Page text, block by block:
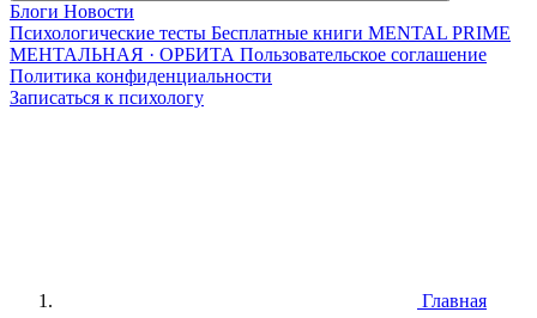
Блоги Новости
Психологические тесты Бесплатные книги MENTAL PRIME
МЕНТАЛЬНАЯ · ОРБИТА Пользовательское соглашение
Политика конфиденциальности
Записаться к психологу
Главная